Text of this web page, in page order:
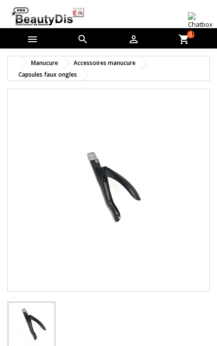
   shopping_cart0
Manucure
Accessoires manucure
Capsules faux ongles